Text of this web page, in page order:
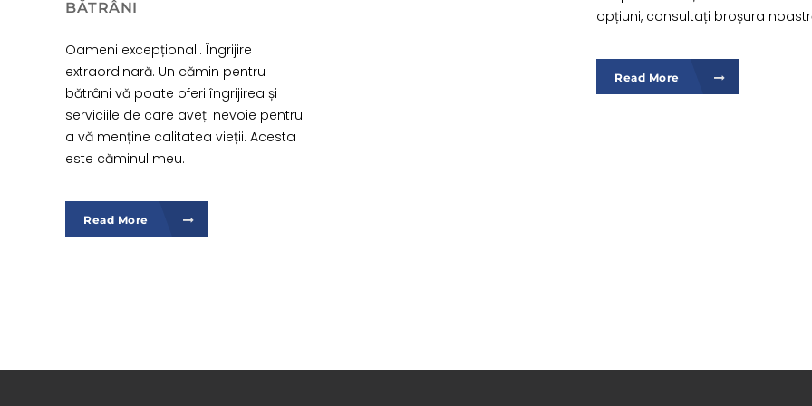
opțiuni, consultați broșura
Read More
BĂTRÂNI
Oameni excepționali. Îngrijire
extraordinară. Un cămin pentru
bătrâni vă poate oferi îngrijirea și
serviciile de care aveți nevoie pentru
a vă menține calitatea vieții. Acesta
este căminul meu.
Read More